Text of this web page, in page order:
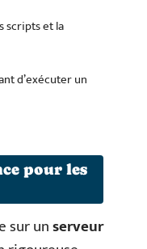
scripts et la
d’exécuter un
pour les
sur unserveur